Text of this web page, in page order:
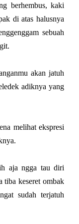
berhembus, kaki
di atas halusnya
sebuah
akan jatuh
adiknya yang
melihat ekspresi
aja ngga tau diri
tiba keseret ombak
sudah terjatuh